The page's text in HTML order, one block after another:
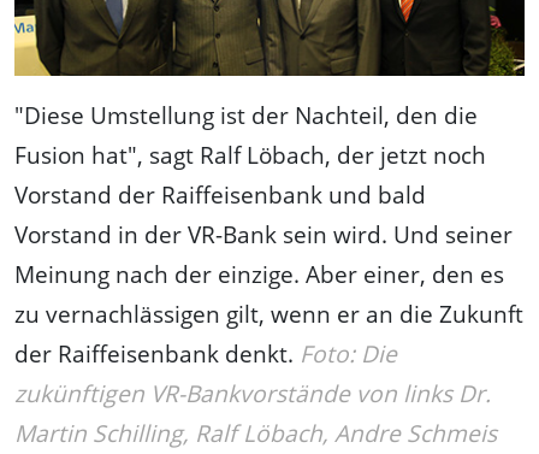
"Diese Umstellung ist der Nachteil, den die
Fusion hat", sagt Ralf Löbach, der jetzt noch
Vorstand der Raiffeisenbank und bald
Vorstand in der VR-Bank sein wird. Und seiner
Meinung nach der einzige. Aber einer, den es
zu vernachlässigen gilt, wenn er an die Zukunft
der Raiffeisenbank denkt. Foto: Die
zukünftigen VR-Bankvorstände von links Dr.
Martin Schilling, Ralf Löbach, Andre Schmeis